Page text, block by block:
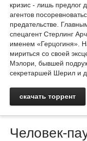
кризис - лишь предлог
агентов
предательстве.
спецагент Стерлинг
именем «Герцогиня».
мириться со своей
Мэлори, бывшей
секретаршей Шерил и
скачать торрент
Человек-